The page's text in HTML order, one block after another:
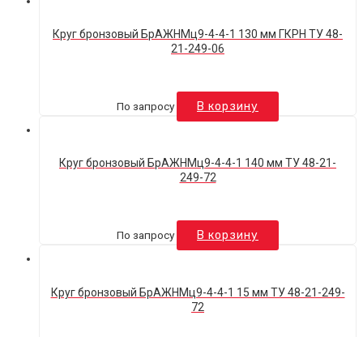
Круг бронзовый БрАЖНМц9-4-4-1 130 мм ГКРН ТУ 48-
21-249-06
По запросу В корзину
Круг бронзовый БрАЖНМц9-4-4-1 140 мм ТУ 48-21-
249-72
По запросу В корзину
Круг бронзовый БрАЖНМц9-4-4-1 15 мм ТУ 48-21-249-
72